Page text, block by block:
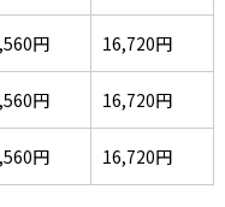
円 16,720円
円 16,720円
円 16,720円